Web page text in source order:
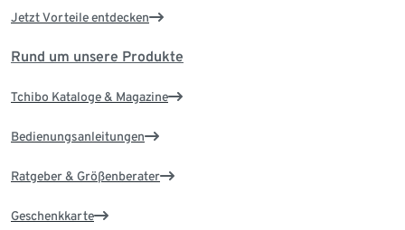
Jetzt Vorteile entdecken
Rund um unsere Produkte
Tchibo Kataloge & Magazine
Bedienungsanleitungen
Ratgeber & Größenberater
Geschenkkarte